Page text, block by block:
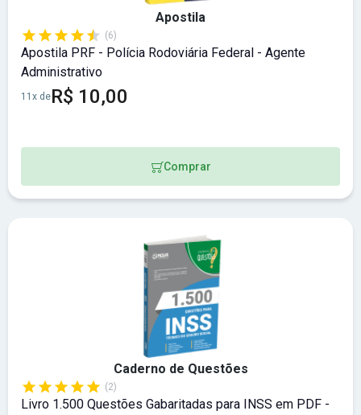
Apostila
(6)
Apostila PRF - Polícia Rodoviária Federal - Agente
Administrativo
11x deR$ 10,00
Comprar
Caderno de Questões
(2)
Livro 1.500 Questões Gabaritadas para INSS em PDF -